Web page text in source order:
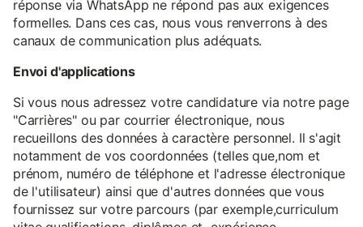
réponse via WhatsApp ne répond pas aux exigences
formelles. Dans ces cas, nous vous renverrons à des
canaux de communication plus adéquats.
Envoi d'applications
Si vous nous adressez votre candidature via notre page
"Carrières" ou par courrier électronique, nous
recueillons des données à caractère personnel. Il s'agit
notamment de vos coordonnées (telles que,nom et
prénom, numéro de téléphone et l'adresse électronique
de l'utilisateur) ainsi que d'autres données que vous
fournissez sur votre parcours (par exemple,curriculum